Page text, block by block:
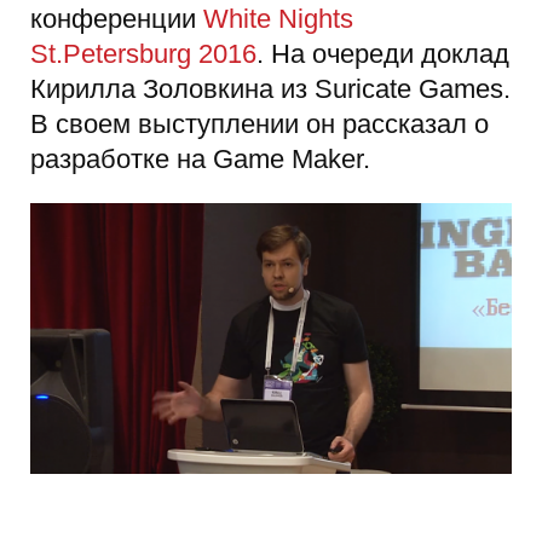
конференции White Nights
St.Petersburg 2016. На очереди доклад
Кирилла Золовкина из Suricate Games.
В своем выступлении он рассказал о
разработке на Game Maker.